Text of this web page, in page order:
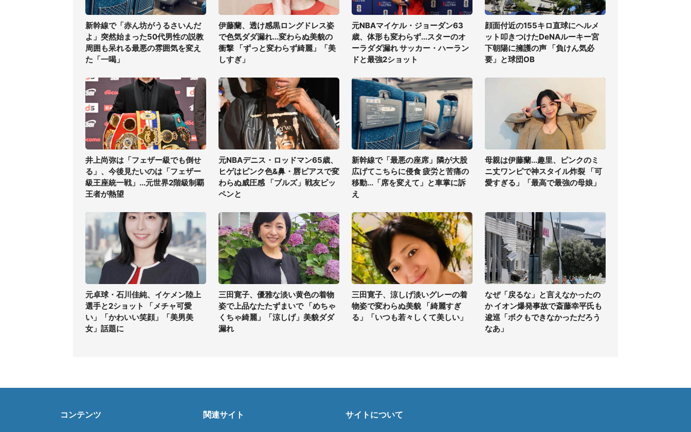
新幹線で「赤ん坊がうるさいんだ
よ」突然始まった50代男性の説教
周囲も呆れる最悪の雰囲気を変え
た「一喝」
伊藤蘭、透け感黒ロングドレス姿
で色気ダダ漏れ...変わらぬ美貌の
衝撃 「ずっと変わらず綺麗」「美
しすぎ」
元NBAマイケル・ジョーダン63
歳、体形も変わらず...スターのオ
ーラダダ漏れ サッカー・ハーラン
ドと最強2ショット
顔面付近の155キロ直球にヘルメ
ット叩きつけたDeNAルーキー宮
下朝陽に擁護の声 「負けん気必
要」と球団OB
井上尚弥は「フェザー級でも倒せ
る」、今後見たいのは「フェザー
級王座統一戦」...元世界2階級制覇
王者が熱望
元NBAデニス・ロッドマン65歳、
ヒゲはピンク色&鼻・唇ピアスで変
わらぬ威圧感 「ブルズ」戦友ピッ
ペンと
新幹線で「最悪の座席」隣が大股
広げてこちらに侵食 疲労と苦痛の
移動...「席を変えて」と車掌に訴
え
母親は伊藤蘭...趣里、ピンクのミ
ニ丈ワンピで神スタイル炸裂 「可
愛すぎる」「最高で最強の母娘」
元卓球・石川佳純、イケメン陸上
選手と2ショット 「メチャ可愛
い」「かわいい笑顔」「美男美
女」話題に
三田寛子、優雅な淡い黄色の着物
姿で上品なたたずまいで 「めちゃ
くちゃ綺麗」「涼しげ」美貌ダダ
漏れ
三田寛子、涼しげ淡いグレーの着
物姿で変わらぬ美貌 「綺麗すぎ
る」「いつも若々しくて美しい」
なぜ「戻るな」と言えなかったの
か イオン爆発事故で斎藤幸平氏も
逡巡「ボクもできなかっただろう
なあ」
コンテンツ 関連サイト サイトについて